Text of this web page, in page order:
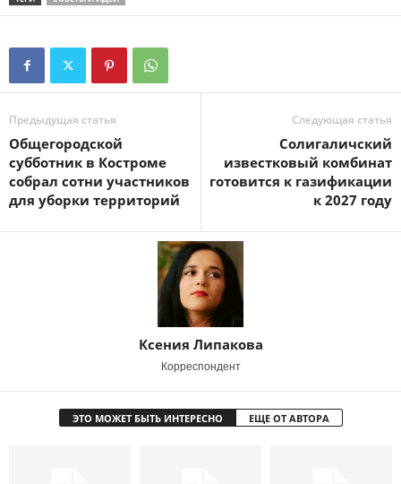
Предыдущая статья
Общегородской
субботник в Костроме
собрал сотни участников
для уборки территорий
Следующая статья
Солигаличский
известковый комбинат
готовится к газификации
к 2027 году
Ксения Липакова
Корреспондент
ЭТО МОЖЕТ БЫТЬ ИНТЕРЕСНО ЕЩЕ ОТ АВТОРА